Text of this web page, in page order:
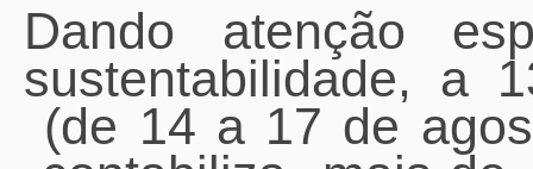
Dando atenção
sustentabilidade, a
(de 14 a 17 de